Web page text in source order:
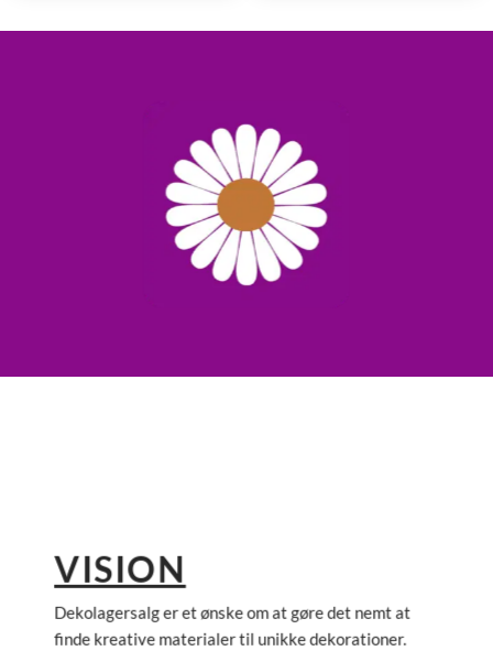
VISION
Dekolagersalg er et ønske om at gøre det nemt at
finde kreative materialer til unikke dekorationer.